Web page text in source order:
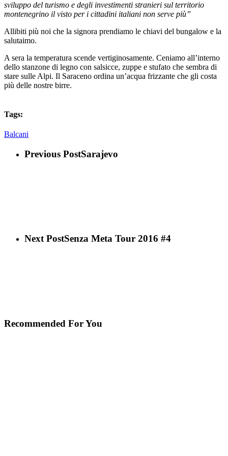
sviluppo del turismo e degli investimenti stranieri sul territorio
montenegrino il visto per i cittadini italiani non serve più”
Allibiti più noi che la signora prendiamo le chiavi del bungalow e la
salutaimo.
A sera la temperatura scende vertiginosamente. Ceniamo all’interno
dello stanzone di legno con salsicce, zuppe e stufato che sembra di
stare sulle Alpi. Il Saraceno ordina un’acqua frizzante che gli costa
più delle nostre birre.
Tags:
Balcani
Previous PostSarajevo
Next PostSenza Meta Tour 2016 #4
Recommended For You